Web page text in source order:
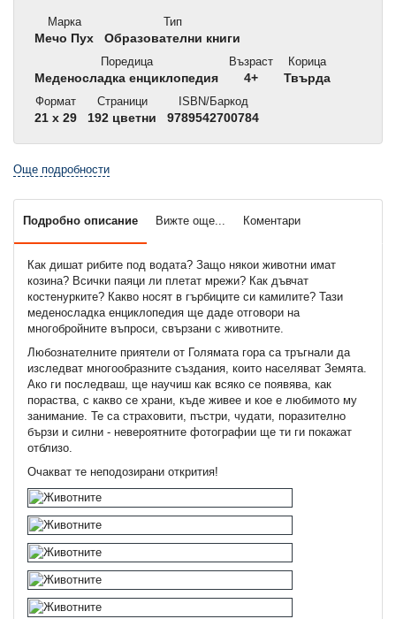
Марка
Мечо Пух
Тип
Образователни книги
Поредица
Меденосладка енциклопедия
Възраст
4+
Корица
Твърда
Формат
21 x 29
Страници
192 цветни
ISBN/Баркод
9789542700784
Още подробности
Подробно описание Вижте още... Коментари
Как дишат рибите под водата? Защо някои животни имат
козина? Всички паяци ли плетат мрежи? Как дъвчат
костенурките? Какво носят в гърбиците си камилите? Тази
меденосладка енциклопедия ще даде отговори на
многобройните въпроси, свързани с животните.
Любознателните приятели от Голямата гора са тръгнали да
изследват многообразните създания, които населяват Земята.
Ако ги последваш, ще научиш как всяко се появява, как
пораства, с какво се храни, къде живее и кое е любимото му
занимание. Те са страховити, пъстри, чудати, поразително
бързи и силни - невероятните фотографии ще ти ги покажат
отблизо.
Очакват те неподозирани открития!